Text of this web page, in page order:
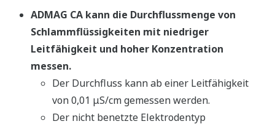
ADMAG CA kann die Durchflussmenge von
Schlammflüssigkeiten mit niedriger
Leitfähigkeit und hoher Konzentration
messen.
Der Durchfluss kann ab einer Leitfähigkeit
von 0,01 μS/cm gemessen werden.
Der nicht benetzte Elektrodentyp